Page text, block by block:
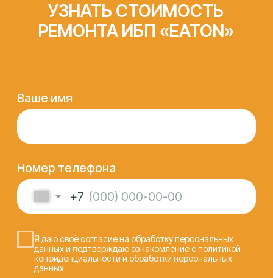
ОФИЦИАЛЬНЫЕ
ДОКУМЕНТЫ,
ПОДТВЕРЖДАЮЩИЕ
КОМПЕТЕНЦИЮ
«АЙТИ-ЛАБ»